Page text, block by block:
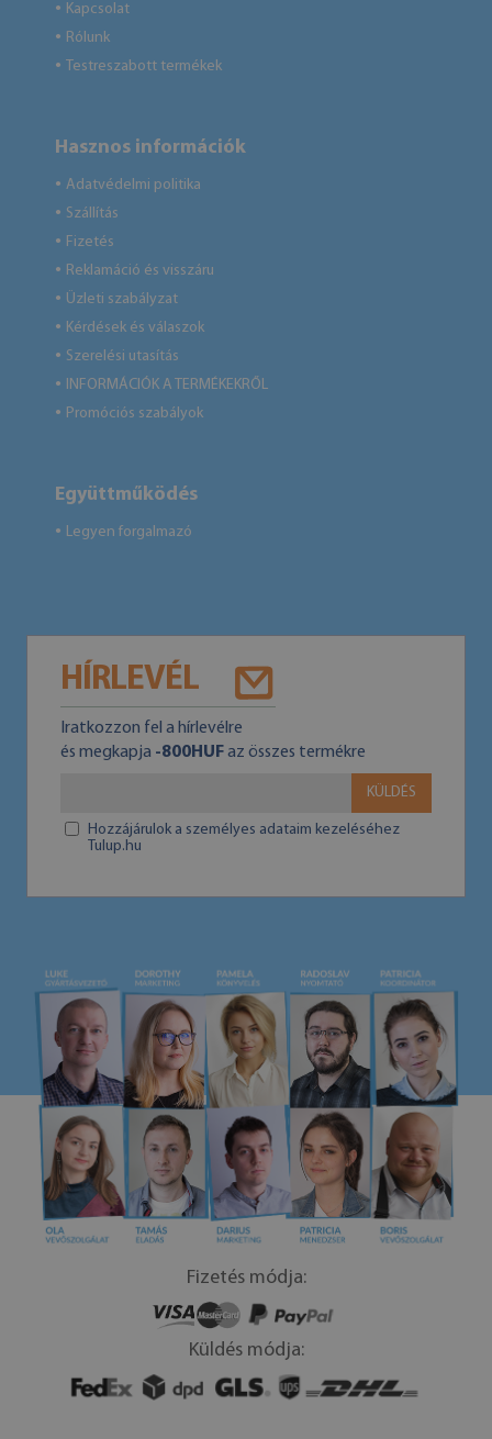
● Kapcsolat
● Rólunk
● Testreszabott termékek
Hasznos információk
● Adatvédelmi politika
● Szállítás
● Fizetés
● Reklamáció és visszáru
● Üzleti szabályzat
● Kérdések és válaszok
● Szerelési utasítás
● INFORMÁCIÓK A TERMÉKEKRŐL
● Promóciós szabályok
Együttműködés
● Legyen forgalmazó
HÍRLEVÉL
Iratkozzon fel a hírlevélre
és megkapja -800HUFaz összes termékre
KÜLDÉS
Hozzájárulok a személyes adataim kezeléséhez
Tulup.hu
Fizetés módja:
Küldés módja: